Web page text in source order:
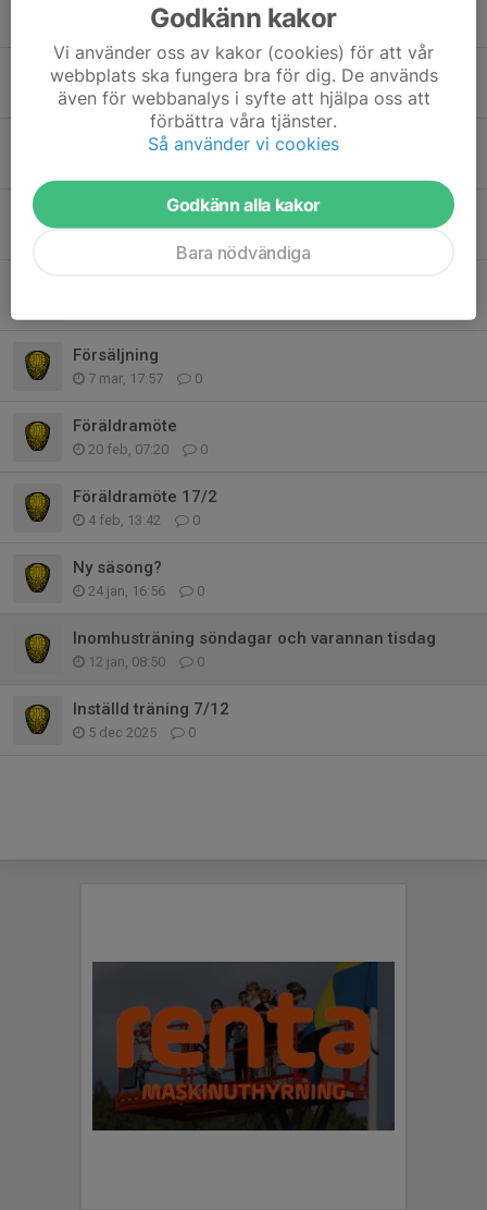
16 apr, 13:35 0
Premiär utomhus med träningsmatch!
13 apr, 17:31 0
Upptakt inför ny säsong
Träningsavgift 2026
Försäljning
7 mar, 17:57 0
Föräldramöte
20 feb, 07:20 0
Föräldramöte 17/2
4 feb, 13:42 0
Ny säsong?
24 jan, 16:56 0
Inomhusträning söndagar och varannan tisdag
12 jan, 08:50 0
Inställd träning 7/12
5 dec 2025 0
Godkänn kakor
Vi använder oss av kakor (cookies) för att vår
webbplats ska fungera bra för dig. De används
även för webbanalys i syfte att hjälpa oss att
förbättra våra tjänster.
Så använder vi cookies
Godkänn alla kakor
Bara nödvändiga